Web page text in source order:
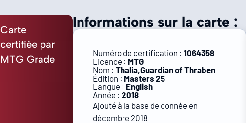
Carte
certifiée par
MTG Grade
Informations sur la carte :
Numéro de certification :1064358
Licence : MTG
Nom :Thalia,Guardian of Thraben
Édition : Masters 25
Langue : English
Année :2018
Ajouté à la base de donnée en
décembre 2018